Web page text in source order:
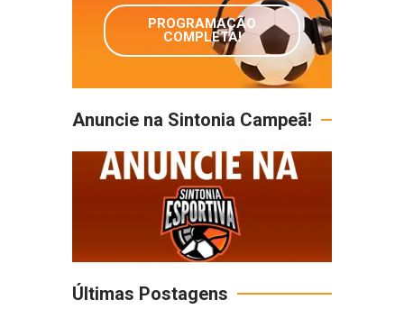
PROGRAMAÇÃO
COMPLETA!
Anuncie na Sintonia Campeã!
Últimas Postagens